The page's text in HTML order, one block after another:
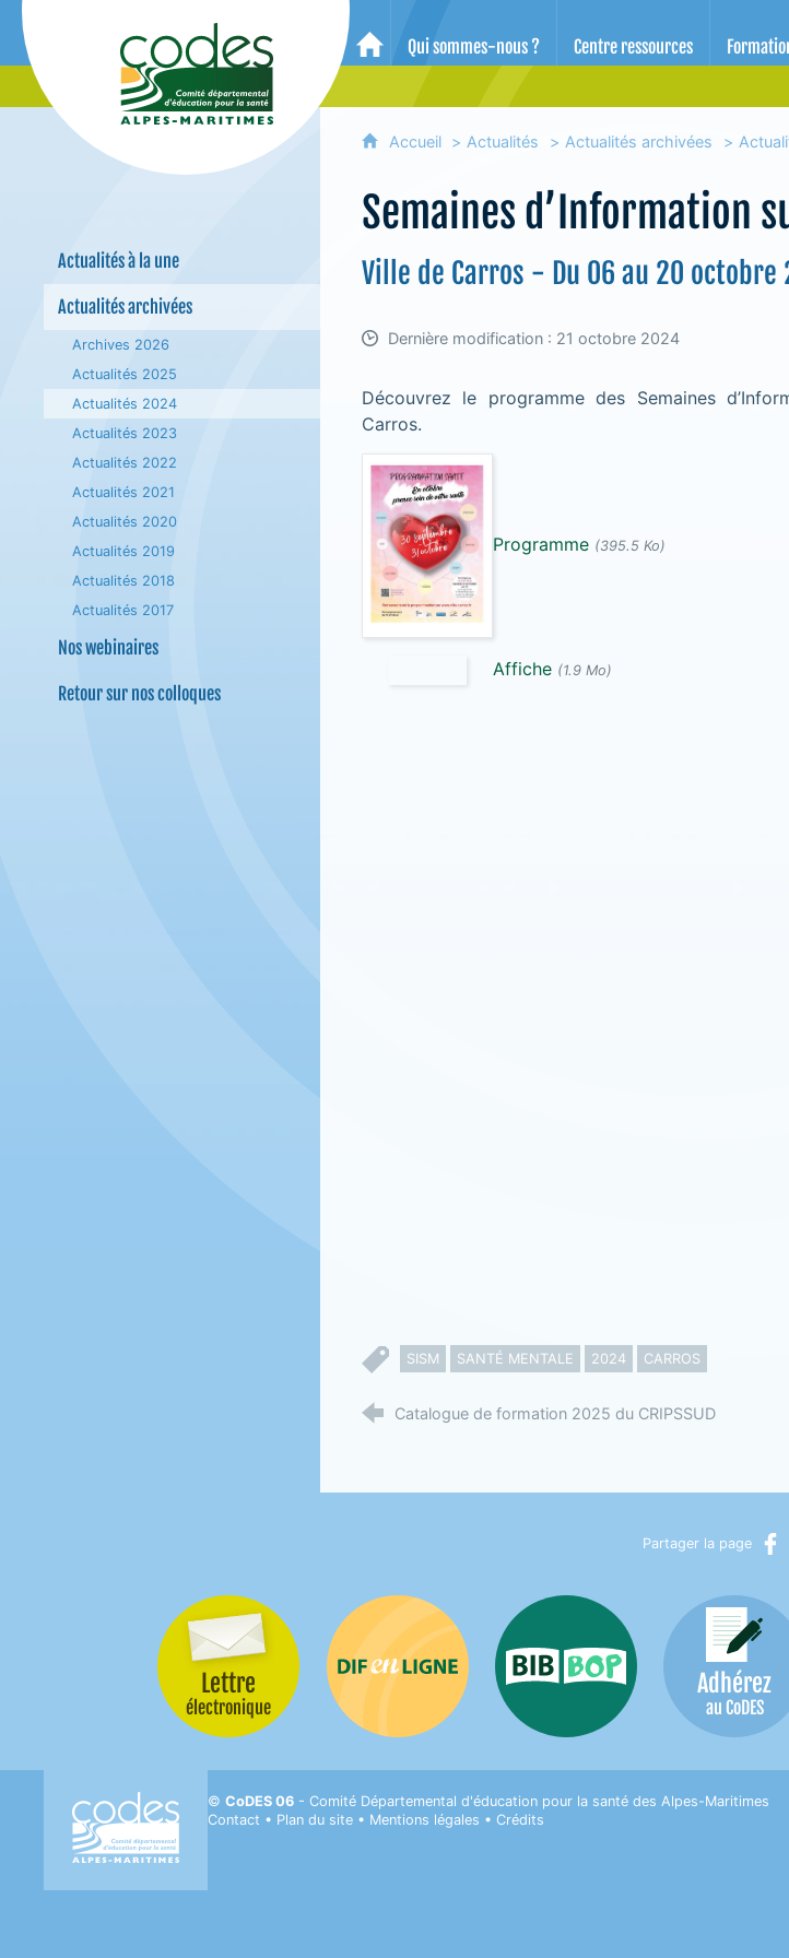
CoDES 06 - Comité départemental d'éducation pour la santé des
Accueil
Qui sommes-nous ? Centre ressources
Actualités à la une
Actualités archivées
Archives 2026
Actualités 2025
Actualités 2024
Actualités 2023
Actualités 2022
Actualités 2021
Actualités 2020
Actualités 2019
Actualités 2018
Actualités 2017
Nos webinaires
Retour sur nos colloques
Accueil Actualités Actualités archivées
Semaines d’Information
Ville de Carros - Du 06 au 20
Dernière modification : 21 octobre 2024
Découvrez le programme des Semaines
Carros.
Programme (395.5 Ko)
Affiche (1.9 Mo)
SISM SANTÉ MENTALE 2024 CARROS
Catalogue de formation 2025 du CRIPSSUD
Partager la page
Lettre
électronique
Difenligne Bib-Bop Adhérez
au CoDES
©CoDES 06 - Comité Départemental d'éducation pour la santé des Alpes-Maritimes
Contact • Plan du site • Mentions légales •Crédits